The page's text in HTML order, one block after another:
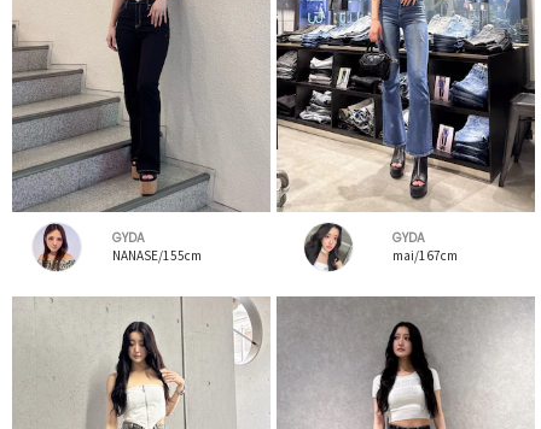
GYDA
NANASE/155cm
GYDA
mai/167cm